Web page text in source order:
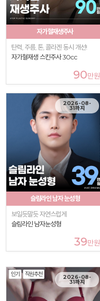
자가혈재생주사
탄력, 주름, 톤, 콜라겐 동시 개선!
자가혈재생 스킨주사 30cc
90만원
2026-08-
31까지
슬림라인 남자 눈성형
보일듯말듯 자연스럽게
슬림라인 남자눈성형
39만원
인기 직원추천 2026-08-
31까지